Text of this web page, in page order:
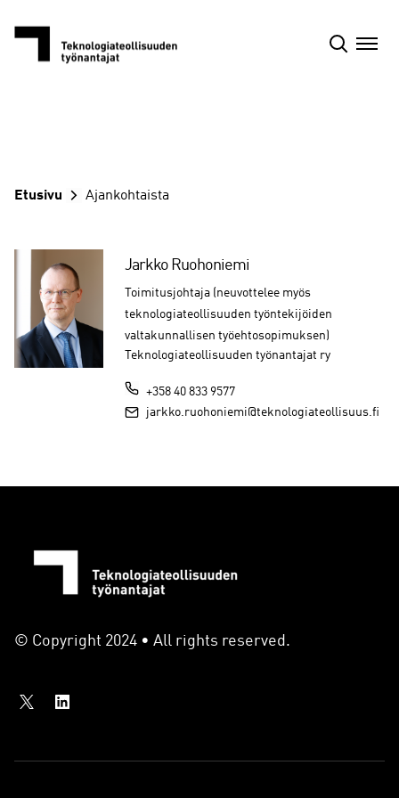
sisältöön
Etusivu Ajankohtaista
Jarkko Ruohoniemi
Toimitusjohtaja (neuvottelee myös
teknologiateollisuuden työntekijöiden
valtakunnallisen työehtosopimuksen)
Teknologiateollisuuden työnantajat ry
+358 40 833 9577
jarkko.ruohoniemi@teknologiateollisuus.fi
© Copyright 2024 • All rights reserved.